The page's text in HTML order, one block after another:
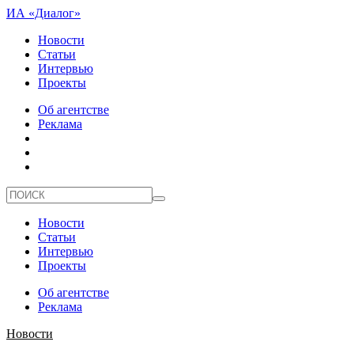
ИА «Диалог»
Новости
Статьи
Интервью
Проекты
Об агентстве
Реклама
Новости
Статьи
Интервью
Проекты
Об агентстве
Реклама
Новости